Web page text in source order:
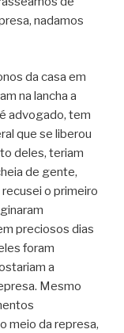
nadamos
da casa em
na lancha a
advogado, tem
que se liberou
deles, teriam
de gente,
o primeiro
preciosos dias
foram
a
Mesmo
meio da represa,